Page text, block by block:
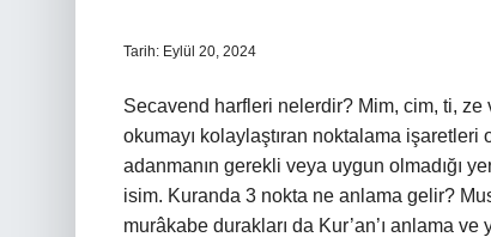
Tarih: Eylül 20, 2024
Secavend harfleri nelerdir? Mim, cim, ti, ze
okumayı kolaylaştıran noktalama işaretleri
adanmanın gerekli veya uygun olmadığı
isim. Kuranda 3 nokta ne anlama gelir?
murâkabe durakları da Kur’an’ı anlama